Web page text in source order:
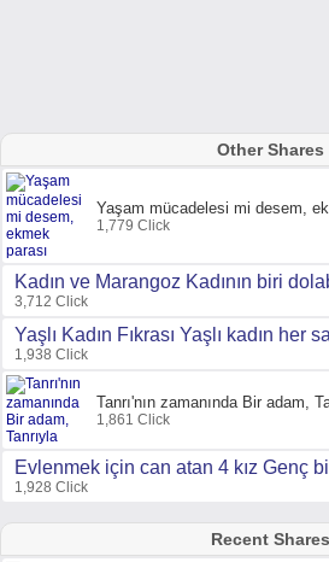
Other Shares
Yaşam mücadelesi mi desem,
1,779 Click
Kadın ve Marangoz Kadının biri
3,712 Click
Yaşlı Kadın Fıkrası Yaşlı kadın her
1,938 Click
Tanrı'nın zamanında Bir adam,
1,861 Click
Evlenmek için can atan 4 kız Genç
1,928 Click
Recent Shares